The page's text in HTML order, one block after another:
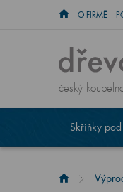
O FIRMĚ
český
Skříňky